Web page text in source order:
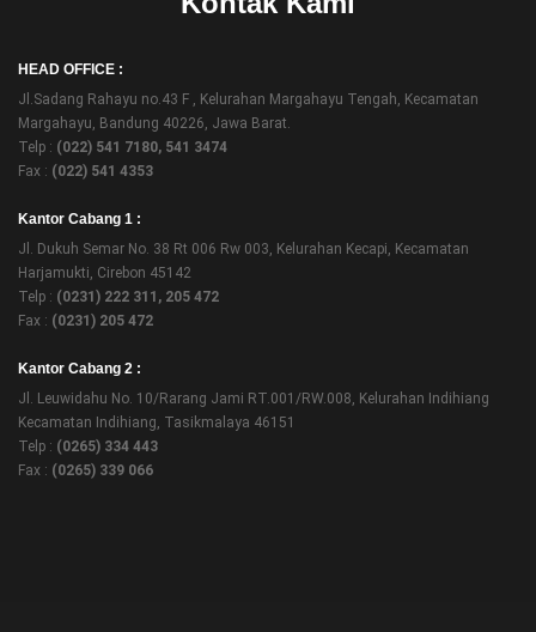
HEAD OFFICE :
Jl.Sadang Rahayu no.43 F , Kelurahan Margahayu Tengah, Kecamatan
Margahayu, Bandung 40226, Jawa Barat.
Telp : (022) 541 7180, 541 3474
Fax : (022) 541 4353
Kantor Cabang 1 :
Jl. Dukuh Semar No. 38 Rt 006 Rw 003, Kelurahan Kecapi, Kecamatan
Harjamukti, Cirebon 45142
Telp : (0231) 222 311, 205 472
Fax : (0231) 205 472
Kantor Cabang 2 :
Jl. Leuwidahu No. 10/Rarang Jami RT.001/RW.008, Kelurahan Indihiang
Kecamatan Indihiang, Tasikmalaya 46151
Telp : (0265) 334 443
Fax : (0265) 339 066